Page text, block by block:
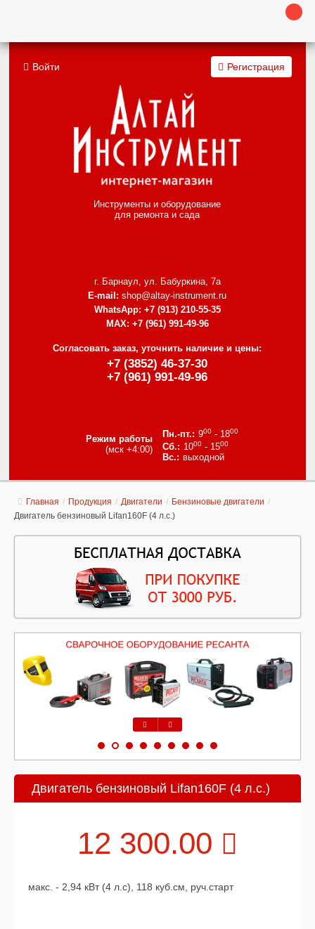
Инструменты и оборудование
для ремонта и сада
г. Барнаул, ул. Бабуркина, 7а
E-mail: shop@altay-instrument.ru
WhatsApp: +7 (913) 210-55-35
MAX: +7 (961) 991-49-96
Согласовать заказ, уточнить наличие и цены:
+7 (3852) 46-37-30
+7 (961) 991-49-96
Режим работы
(мск +4:00)
900- 1800
1000- 1500
выходной
Войти Регистрация
Главная / Продукция / Двигатели / Бензиновые двигатели /
Двигатель бензиновый Lifan160F (4 л.с.)
Двигатель бензиновый Lifan160F (4 л.с.)
12 300.00
макс. - 2,94 кВт (4 л.с), 118 куб.см, руч.старт